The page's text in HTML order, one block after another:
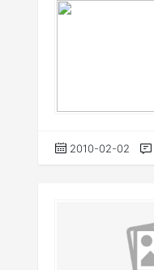
2010-02-02